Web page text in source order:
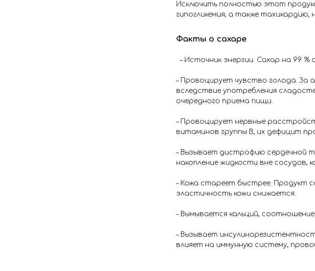
Исключить полностью этот
гипогликемия, а также тахикардию,
Факты о сахаре
– Источник энергии. Сахар на 99
– Провоцирует чувство голода.
вследствие употребления
очередного приема пищи.
– Провоцирует нервные
витаминов группы В, их дефицит
– Вызывает дистрофию сердечной
накопление жидкости вне
– Кожа стареет быстрее. Продукт
эластичность кожи снижается.
– Вымывается кальций,
– Вызывает
влияет на иммунную систему,